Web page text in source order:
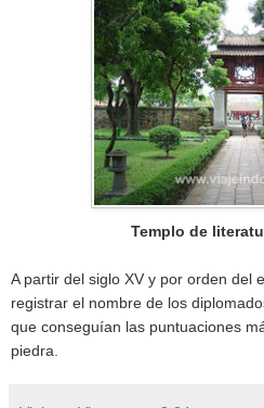
Templo de
A partir del siglo XV y por orden del
registrar el nombre de los
que conseguían las puntuaciones
piedra.